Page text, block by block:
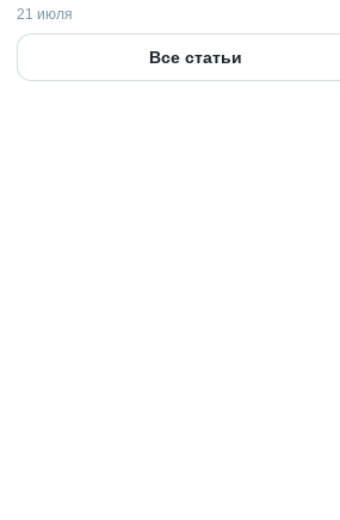
21 июля
Все статьи